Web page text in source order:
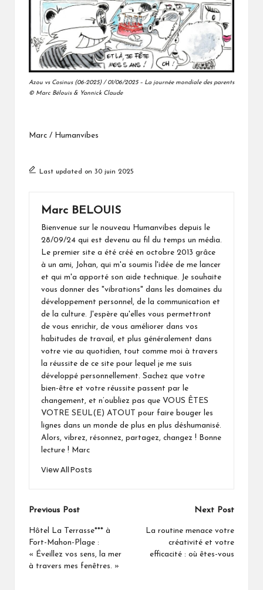
Azou vs Cosinus (06-2025) / 01/06/2025 – La journée mondiale des parents
© Marc Bélouis & Yannick Claude
Marc / Humanvibes
Last updated on 30 juin 2025
Marc BELOUIS
Bienvenue sur le nouveau Humanvibes depuis le
28/09/24 qui est devenu au fil du temps un média.
Le premier site a été créé en octobre 2013 grâce
à un ami, Johan, qui m'a soumis l'idée de me lancer
et qui m'a apporté son aide technique. Je souhaite
vous donner des "vibrations" dans les domaines du
développement personnel, de la communication et
de la culture. J'espère qu'elles vous permettront
de vous enrichir, de vous améliorer dans vos
habitudes de travail, et plus généralement dans
votre vie au quotidien, tout comme moi à travers
la réussite de ce site pour lequel je me suis
développé personnellement. Sachez que votre
bien-être et votre réussite passent par le
changement, et n’oubliez pas que VOUS ÊTES
VOTRE SEUL(E) ATOUT pour faire bouger les
lignes dans un monde de plus en plus déshumanisé.
Alors, vibrez, résonnez, partagez, changez ! Bonne
lecture ! Marc
View All Posts
Post
navigation
Previous Post
Hôtel La Terrasse*** à
Fort-Mahon-Plage :
« Éveillez vos sens, la mer
à travers mes fenêtres. »
Next Post
La routine menace votre
créativité et votre
efficacité : où êtes-vous